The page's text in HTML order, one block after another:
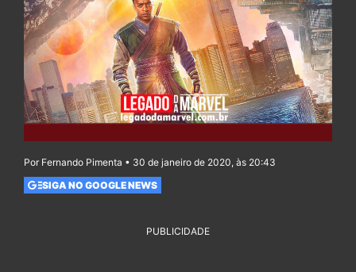
Por Fernando Pimenta • 30 de janeiro de 2020, às 20:43
SIGA NO GOOGLE NEWS
PUBLICIDADE